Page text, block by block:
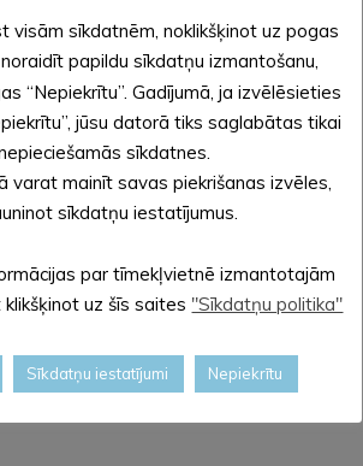
pieaugušajiem”
profesionālās ievirzes
“Vizuāli plastiskā māksla”
iestāties skolas 2.-5.klasē notiks š.g.
Alūksnes Mākslas skolas lietvedībā
tālruņi 29177702, 64322433
visām sīkdatnēm, noklikšķinot uz pogas
papildu sīkdatņu izmantošanu,
“Nepiekrītu”. Gadījumā, ja izvēlēsieties
jūsu datorā tiks saglabātas tikai
sīkdatnes.
varat mainīt savas piekrišanas izvēles,
sīkdatņu iestatījumus.
par tīmekļvietnē izmantotajām
uz šīs saites "Sīkdatņu politika"
Sīkdatņu iestatījumi Nepiekrītu